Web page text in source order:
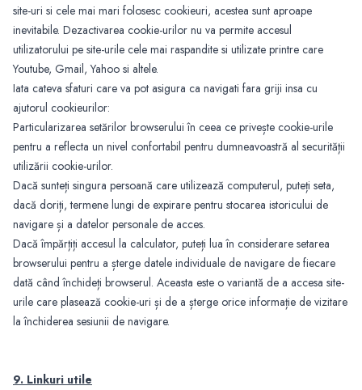
site-uri si cele mai mari folosesc cookieuri, acestea sunt aproape
inevitabile. Dezactivarea cookie-urilor nu va permite accesul
utilizatorului pe site-urile cele mai raspandite si utilizate printre care
Youtube, Gmail, Yahoo si altele.
Iata cateva sfaturi care va pot asigura ca navigati fara griji insa cu
ajutorul cookieurilor:
Particularizarea setărilor browserului în ceea ce privește cookie-urile
pentru a reflecta un nivel confortabil pentru dumneavoastră al securității
utilizării cookie-urilor.
Dacă sunteți singura persoană care utilizează computerul, puteți seta,
dacă doriți, termene lungi de expirare pentru stocarea istoricului de
navigare și a datelor personale de acces.
Dacă împărțiți accesul la calculator, puteți lua în considerare setarea
browserului pentru a șterge datele individuale de navigare de fiecare
dată când închideți browserul. Aceasta este o variantă de a accesa site-
urile care plasează cookie-uri și de a șterge orice informație de vizitare
la închiderea sesiunii de navigare.
9. Linkuri utile